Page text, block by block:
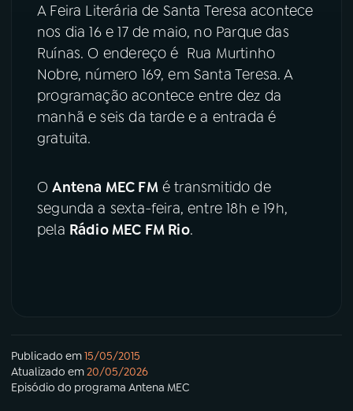
A Feira Literária de Santa Teresa acontece
nos dia 16 e 17 de maio, no Parque das
Ruínas. O endereço é Rua Murtinho
Nobre, número 169, em Santa Teresa. A
programação acontece entre dez da
manhã e seis da tarde e a entrada é
gratuita.
OAntena MEC FMé transmitido de
segunda a sexta-feira, entre 18h e 19h,
pela Rádio MEC FM Rio.
Publicado em15/05/2015
Atualizado em20/05/2026
Episódio do programa Antena MEC